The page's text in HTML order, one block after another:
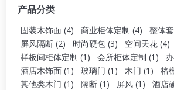
产品分类
固装木饰面 (4) 商业柜体定制 (4) 整体
屏风隔断 (2) 时尚硬包 (3) 空间天花 (4)
样板间柜体定制 (1) 会所柜体定制 (1)
酒店木饰面 (1) 玻璃门 (1) 木门 (1) 格
其他类木门 (1) 隔断 (1) 屏风 (1) 酒店